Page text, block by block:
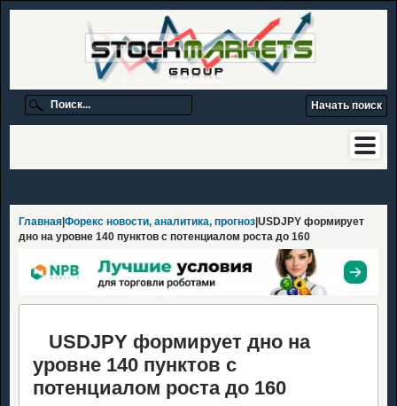
Главная Форекс новости, аналитика, прогноз |USDJPY формирует
дно на уровне 140 пунктов с потенциалом роста до 160
USDJPY формирует дно на
уровне 140 пунктов с
потенциалом роста до 160